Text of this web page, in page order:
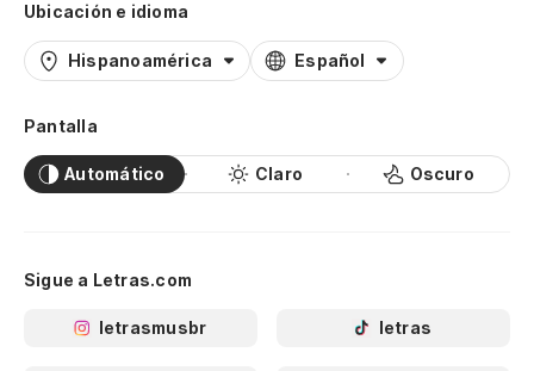
Ubicación e idioma
Hispanoamérica Español
Pantalla
Automático Claro Oscuro
Sigue a Letras.com
letrasmusbr letras